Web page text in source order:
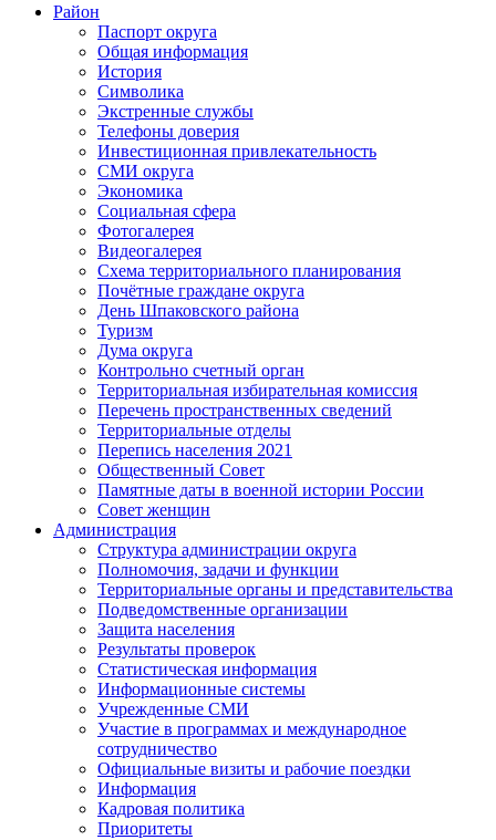
Район
Паспорт округа
Общая информация
История
Символика
Экстренные службы
Телефоны доверия
Инвестиционная привлекательность
СМИ округа
Экономика
Социальная сфера
Фотогалерея
Видеогалерея
Схема территориального планирования
Почётные граждане округа
День Шпаковского района
Туризм
Дума округа
Контрольно счетный орган
Территориальная избирательная комиссия
Перечень пространственных сведений
Территориальные отделы
Перепись населения 2021
Общественный Совет
Памятные даты в военной истории России
Совет женщин
Администрация
Структура администрации округа
Полномочия, задачи и функции
Территориальные органы и представительства
Подведомственные организации
Защита населения
Результаты проверок
Статистическая информация
Информационные системы
Учрежденные СМИ
Участие в программах и международное
сотрудничество
Официальные визиты и рабочие поездки
Информация
Кадровая политика
Приоритеты